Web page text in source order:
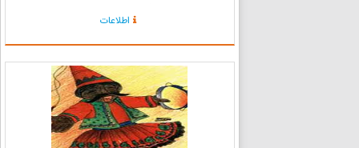
در شب آخرین چهارشنبهٔ سال (سه‌شنبه شب) برگزار
می‌شود. در...
اطلاعات